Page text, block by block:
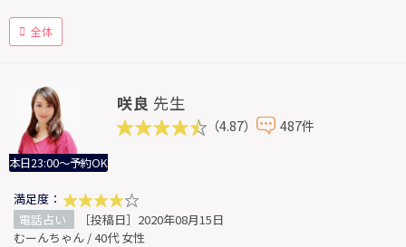
全体
本日23:00～予約OK
咲良 先生
（4.87） 487件
満足度：
電話占い
［投稿日］2020年08月15日
むーんちゃん / 40代 女性